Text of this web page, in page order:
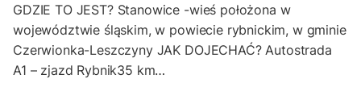
GDZIE TO JEST? Stanowice -wieś położona w
województwie śląskim, w powiecie rybnickim, w gminie
Czerwionka-Leszczyny JAK DOJECHAĆ? Autostrada
A1 – zjazd Rybnik35 km…